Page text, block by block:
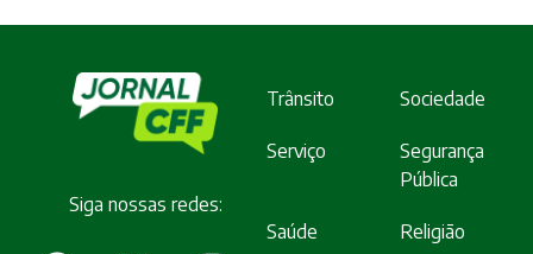
Siga nossas redes:
Trânsito Sociedade
Serviço
Segurança
Pública
Saúde Religião